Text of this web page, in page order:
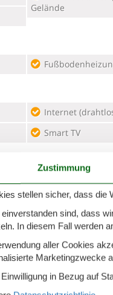
Gelände
Internet
Smart TV
5 m
m
Entfernung
Nächstes
Rauchfreies
Zustimmung
stellen sicher, dass die
sind, dass
In diesem Fall werden
aller Cookies
Marketingzwecke
in Bezug auf